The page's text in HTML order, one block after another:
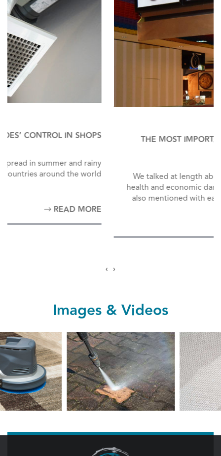
THE MOST IMPORTANT METHODS OF INSECTS
We talked at length about insects, their dangers, the
health and economic damages they can cause, and we
also mentioned with each detailed type of insect the
‹ ›
Images & Videos